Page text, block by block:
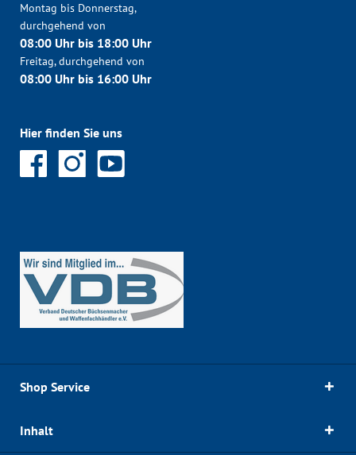
Montag bis Donnerstag,
durchgehend von
08:00 Uhr bis 18:00 Uhr
Freitag, durchgehend von
08:00 Uhr bis 16:00 Uhr
Hier finden Sie uns
Shop Service
Inhalt